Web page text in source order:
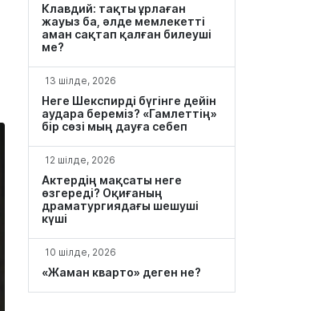
Клавдий: тақты ұрлаған
жауыз ба, әлде мемлекетті
аман сақтап қалған билеуші
ме?
13 шілде, 2026
Неге Шекспирді бүгінге дейін
аудара береміз? «Гамлеттің»
бір сөзі мың дауға себеп
12 шілде, 2026
Актердің мақсаты неге
өзгереді? Оқиғаның
драматургиядағы шешуші
күші
10 шілде, 2026
«Жаман кварто» деген не?